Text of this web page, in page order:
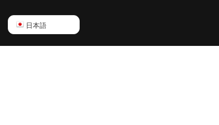
日本語
English